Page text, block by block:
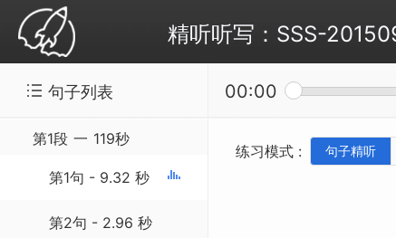
精听听写：SSS-
句子列表 00:00
第1段 一 119秒
第1句 - 9.32 秒
第2句 - 2.96 秒
练习模式 : 句子精听